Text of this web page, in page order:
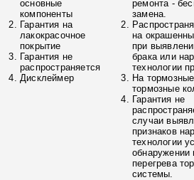
основные
компоненты
Гарантия на
лакокрасочное
покрытие
Гарантия не
распространяется
Дисклеймер
ремонта -
замена.
на
при
брака или
технологии
На
тормозные
Гарантия не
случаи
признаков
технологии
обнаружении
перегрева
системы.